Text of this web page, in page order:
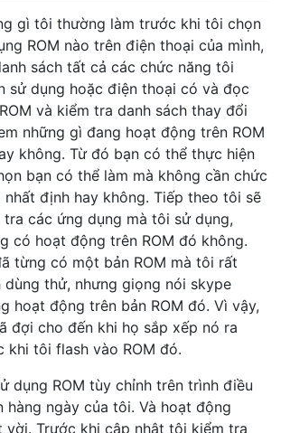
gì tôi thường làm trước khi tôi chọn
ROM nào trên điện thoại của mình,
sách tất cả các chức năng tôi
sử dụng hoặc điện thoại có và đọc
và kiểm tra danh sách thay đổi
những gì đang hoạt động trên ROM
không. Từ đó bạn có thể thực hiện
bạn có thể làm mà không cần chức
nhất định hay không. Tiếp theo tôi sẽ
tra các ứng dụng mà tôi sử dụng,
có hoạt động trên ROM đó không.
từng có một bản ROM mà tôi rất
dùng thử, nhưng giọng nói skype
hoạt động trên bản ROM đó. Vì vậy,
đợi cho đến khi họ sắp xếp nó ra
khi tôi flash vào ROM đó.
dụng ROM tùy chỉnh trên trình điều
hàng ngày của tôi. Và hoạt động
vời. Trước khi cập nhật tôi kiểm tra